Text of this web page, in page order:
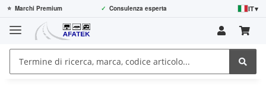
⭐ Marchi Premium ✓ Consulenza esperta IT▾